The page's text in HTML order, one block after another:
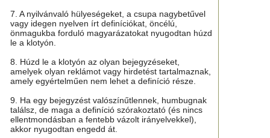
7. A nyilvánvaló hülyeségeket, a csupa nagybetűvel
vagy idegen nyelven írt definíciókat, öncélú,
önmagukba forduló magyarázatokat nyugodtan húzd
le a klotyón.
8. Húzd le a klotyón az olyan bejegyzéseket,
amelyek olyan reklámot vagy hirdetést tartalmaznak,
amely egyértelműen nem lehet a definíció része.
9. Ha egy bejegyzést valószínűtlennek, humbugnak
találsz, de maga a definíció szórakoztató (és nincs
ellentmondásban a fentebb vázolt irányelvekkel),
akkor nyugodtan engedd át.